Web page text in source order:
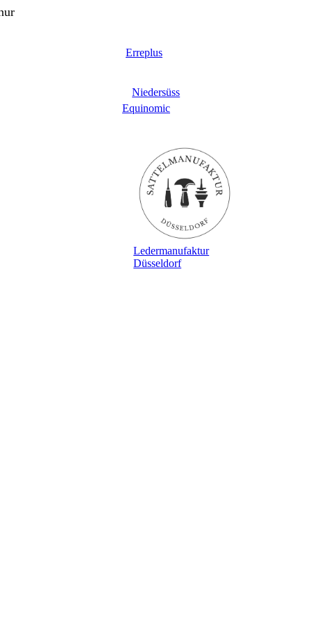
Erreplus
Niedersüss
Equinomic
Ledermanufaktur
Düsseldorf